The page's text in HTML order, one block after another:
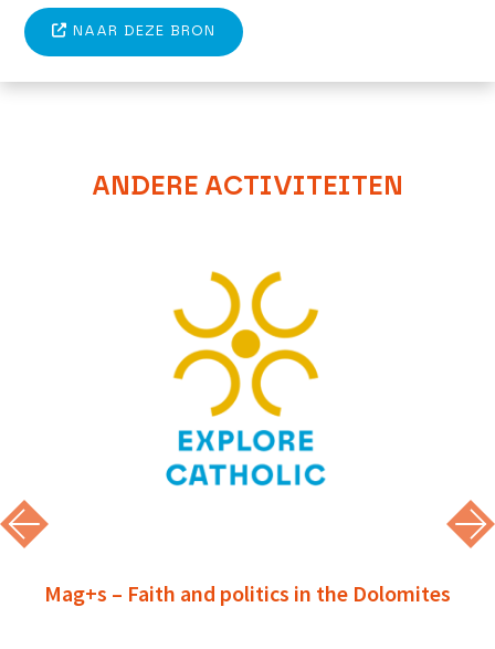
NAAR DEZE BRON
ANDERE ACTIVITEITEN
Mag+s – Faith and politics in the Dolomites